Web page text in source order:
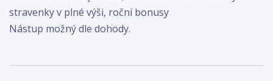
stravenky v plné výši, roční bonusy
Nástup možný dle dohody.